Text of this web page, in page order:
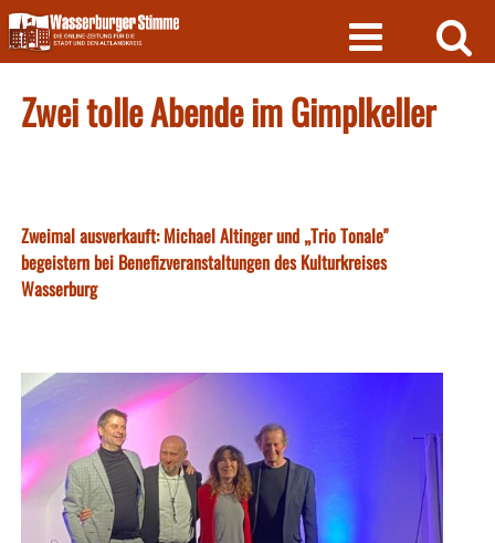
Skip
to
content
Zwei tolle Abende im Gimplkeller
Zweimal ausverkauft: Michael Altinger und „Trio Tonale"
begeistern bei Benefizveranstaltungen des Kulturkreises
Wasserburg